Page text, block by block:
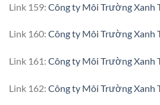
Link 159: Công ty Môi Trường Xanh
Link 160: Công ty Môi Trường Xanh
Link 161: Công ty Môi Trường Xanh
Link 162: Công ty Môi Trường Xanh